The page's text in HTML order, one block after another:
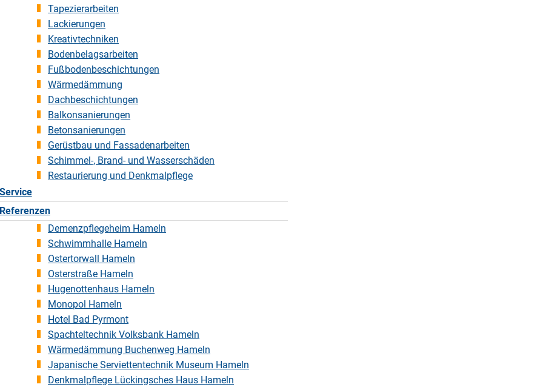
Tapezierarbeiten
Lackierungen
Kreativtechniken
Bodenbelagsarbeiten
Fußbodenbeschichtungen
Wärmedämmung
Dachbeschichtungen
Balkonsanierungen
Betonsanierungen
Gerüstbau und Fassadenarbeiten
Schimmel-, Brand- und Wasserschäden
Restaurierung und Denkmalpflege
Service
Referenzen
Demenzpflegeheim Hameln
Schwimmhalle Hameln
Ostertorwall Hameln
Osterstraße Hameln
Hugenottenhaus Hameln
Monopol Hameln
Hotel Bad Pyrmont
Spachteltechnik Volksbank Hameln
Wärmedämmung Buchenweg Hameln
Japanische Serviettentechnik Museum Hameln
Denkmalpflege Lückingsches Haus Hameln